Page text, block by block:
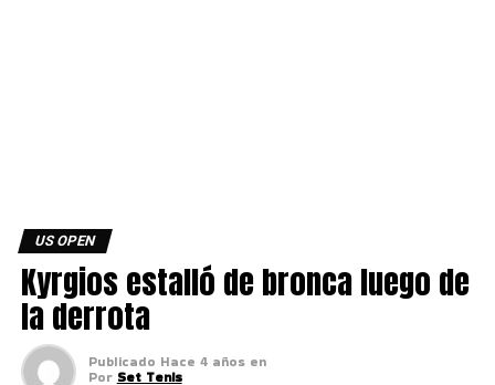
US OPEN
Kyrgios estalló de bronca luego de
la derrota
Publicado Hace 4 años en
Por Set Tenis